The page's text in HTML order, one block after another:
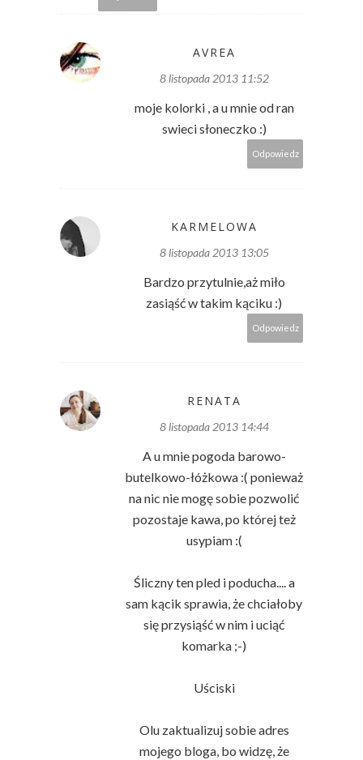
AVREA
8 listopada 2013 11:52
moje kolorki , a u mnie od ran
swieci słoneczko :)
Odpowiedz
KARMELOWA
8 listopada 2013 13:05
Bardzo przytulnie,aż miło
zasiąść w takim kąciku :)
Odpowiedz
RENATA
8 listopada 2013 14:44
A u mnie pogoda barowo-
butelkowo-łóżkowa :( ponieważ
na nic nie mogę sobie pozwolić
pozostaje kawa, po której też
usypiam :(
Śliczny ten pled i poducha.... a
sam kącik sprawia, że chciałoby
się przysiąść w nim i uciąć
komarka ;-)
Uściski
Olu zaktualizuj sobie adres
mojego bloga, bo widzę, że